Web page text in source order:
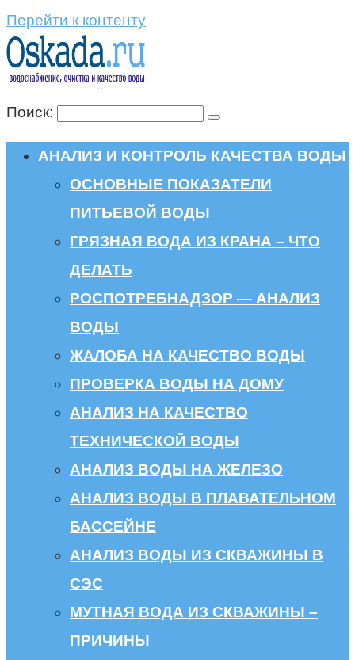
Перейти к контенту
Поиск:
АНАЛИЗ И КОНТРОЛЬ КАЧЕСТВА ВОДЫ
ОСНОВНЫЕ ПОКАЗАТЕЛИ
ПИТЬЕВОЙ ВОДЫ
ГРЯЗНАЯ ВОДА ИЗ КРАНА – ЧТО
ДЕЛАТЬ
РОСПОТРЕБНАДЗОР — АНАЛИЗ
ВОДЫ
ЖАЛОБА НА КАЧЕСТВО ВОДЫ
ПРОВЕРКА ВОДЫ НА ДОМУ
АНАЛИЗ НА КАЧЕСТВО
ТЕХНИЧЕСКОЙ ВОДЫ
АНАЛИЗ ВОДЫ НА ЖЕЛЕЗО
АНАЛИЗ ВОДЫ В ПЛАВАТЕЛЬНОМ
БАССЕЙНЕ
АНАЛИЗ ВОДЫ ИЗ СКВАЖИНЫ В
СЭС
МУТНАЯ ВОДА ИЗ СКВАЖИНЫ –
ПРИЧИНЫ